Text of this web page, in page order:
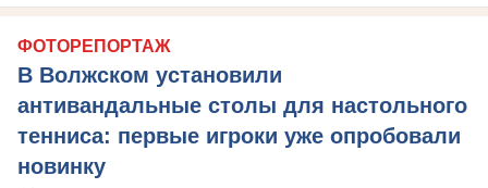
ФОТОРЕПОРТАЖ
В Волжском установили
антивандальные столы для настольного
тенниса: первые игроки уже опробовали
новинку